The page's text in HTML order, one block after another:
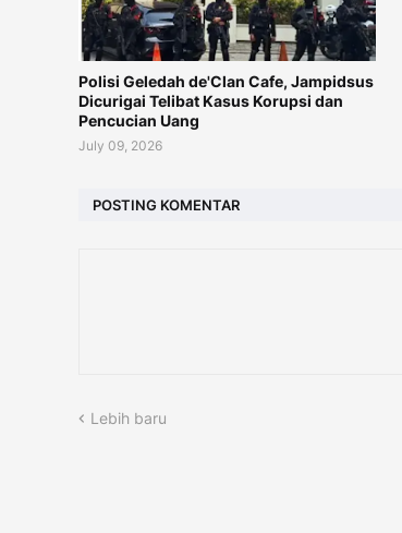
Polisi Geledah de'Clan Cafe, Jampidsus
Dicurigai Telibat Kasus Korupsi dan
Pencucian Uang
July 09, 2026
POSTING KOMENTAR
Lebih baru